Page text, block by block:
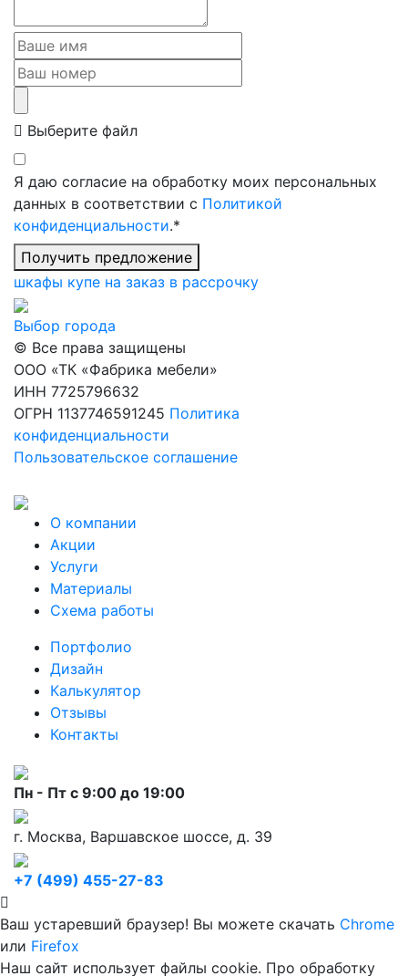
Выберите файл
Я даю согласие на обработку моих персональных
данных в соответствии с Политикой
конфиденциальности.*
Получить предложение
шкафы купе на заказ в рассрочку
Выбор города
© Все права защищены
ООО «ТК «Фабрика мебели»
ИНН 7725796632
ОГРН 1137746591245 Политика
конфиденциальности
Пользовательское соглашение
О компании
Акции
Услуги
Материалы
Схема работы
Портфолио
Дизайн
Калькулятор
Отзывы
Контакты
Пн - Пт с 9:00 до 19:00
г. Москва, Варшавское шоссе, д. 39
+7 (499) 455-27-83
Ваш устаревший браузер! Вы можете скачать Chrome
или Firefox
Наш сайт использует файлы cookie. Про обработку